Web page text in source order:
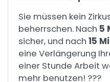
Sie müssen kein
beherrschen. Nach 5
sicher, und nach 15
eine Verlängerung
einer Stunde Arbeit
mehr benutzen! ???